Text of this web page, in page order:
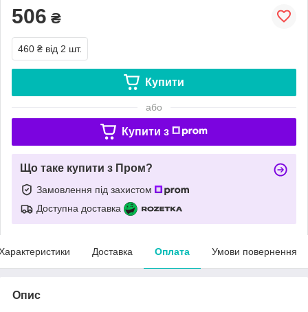
506 ₴
460 ₴ від 2 шт.
Купити
або
Купити з
Що таке купити з Пром?
Замовлення під захистом
Доступна доставка
Доставка Оплата Умови повернення
Опис